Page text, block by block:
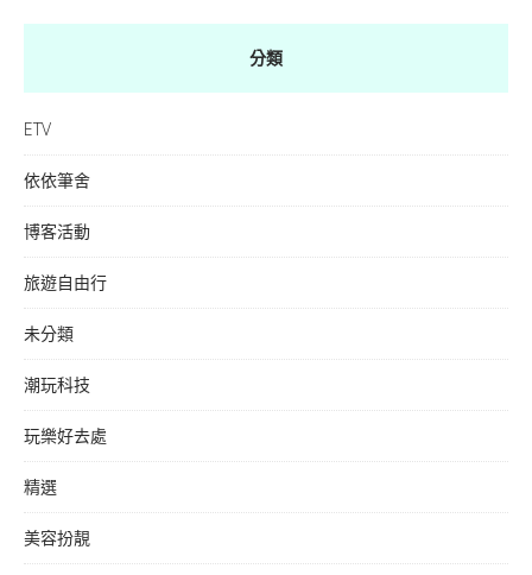
分類
ETV
依依筆舍
博客活動
旅遊自由行
未分類
潮玩科技
玩樂好去處
精選
美容扮靚